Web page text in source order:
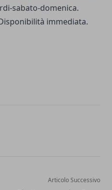
sabato-domenica.
immediata.
Articolo Successivo